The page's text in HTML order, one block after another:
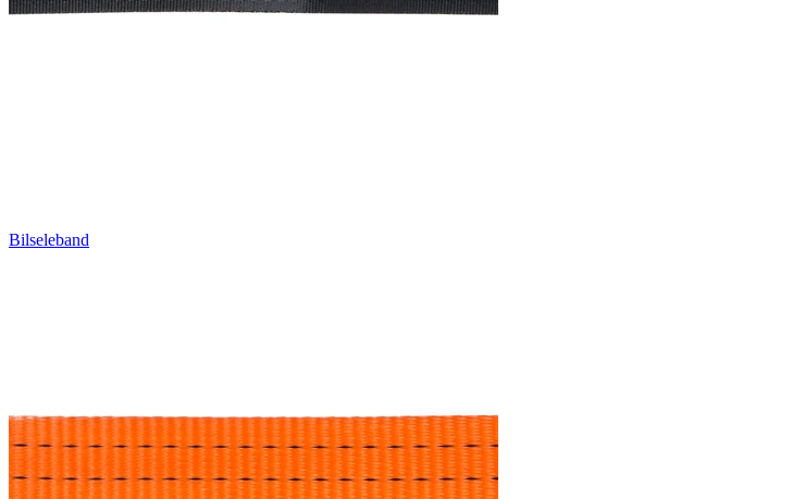
Bilseleband